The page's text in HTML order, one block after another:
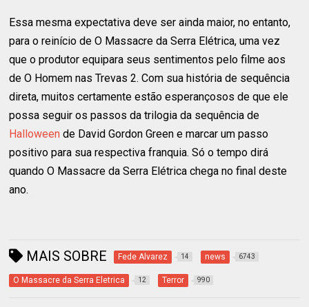
Essa mesma expectativa deve ser ainda maior, no entanto,
para o reinício de O Massacre da Serra Elétrica, uma vez
que o produtor equipara seus sentimentos pelo filme aos
de O Homem nas Trevas 2. Com sua história de sequência
direta, muitos certamente estão esperançosos de que ele
possa seguir os passos da trilogia da sequência de
Halloween de David Gordon Green e marcar um passo
positivo para sua respectiva franquia. Só o tempo dirá
quando O Massacre da Serra Elétrica chega no final deste
ano.
MAIS SOBRE Fede Alvarez 14 news 6743
O Massacre da Serra Eletrica 12 Terror 990